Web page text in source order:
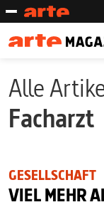
Alle
Facharzt
GESELLSCHAFT
VIEL MEHR